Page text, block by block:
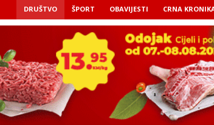
DRUŠTVO ŠPORT OBAVIJESTI CRNA